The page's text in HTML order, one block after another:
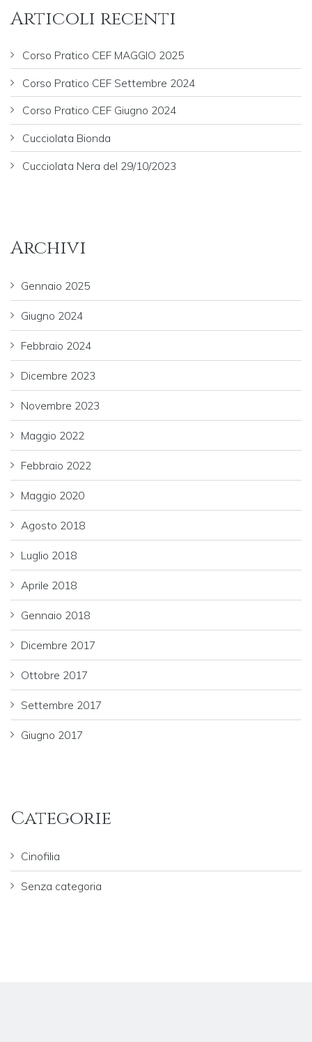
Articoli recenti
Corso Pratico CEF MAGGIO 2025
Corso Pratico CEF Settembre 2024
Corso Pratico CEF Giugno 2024
Cucciolata Bionda
Cucciolata Nera del 29/10/2023
Archivi
Gennaio 2025
Giugno 2024
Febbraio 2024
Dicembre 2023
Novembre 2023
Maggio 2022
Febbraio 2022
Maggio 2020
Agosto 2018
Luglio 2018
Aprile 2018
Gennaio 2018
Dicembre 2017
Ottobre 2017
Settembre 2017
Giugno 2017
Categorie
Cinofilia
Senza categoria